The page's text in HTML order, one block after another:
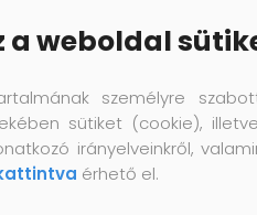
a weboldal
személyre
sütiket (cookie),
irányelveinkről,
érhető el.